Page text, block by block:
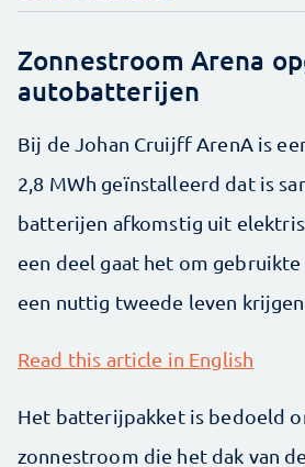
Zonnestroom Arena
autobatterijen
Bij de Johan Cruijff ArenA is
2,8 MWh geïnstalleerd dat is
batterijen afkomstig uit
een deel gaat het om
een nuttig tweede leven
Read this article in English
Het batterijpakket is bedoeld
zonnestroom die het dak van